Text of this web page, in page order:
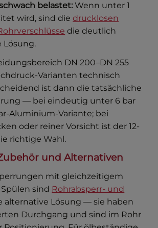
belastet: Wenn unter 1
wird, sind diedrucklosen
die deutlich
Lösung.
DN 200–DN 255
Varianten technisch
ist dann die tatsächliche
— bei eindeutig unter 6 bar
Aluminium-Variante; bei
oder reiner Vorsicht ist der 12-
richtige Wahl.
und Alternativen
mit gleichzeitigem
sind Rohrabsperr- und
alternative Lösung — sie haben
Durchgang und sind im Rohr